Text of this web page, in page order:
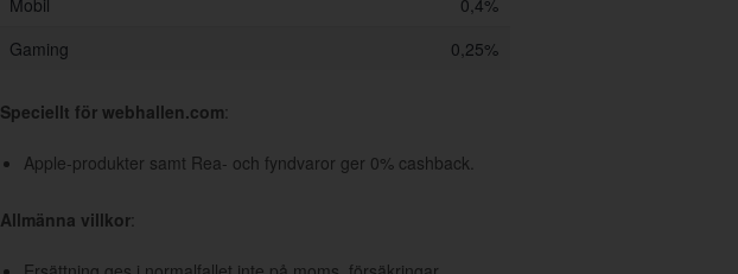
Mobil
0,4%
Gaming
0,25%
Speciellt för webhallen.com:
Apple-produkter samt Rea- och fyndvaror ger 0% cashback.
Allmänna villkor: